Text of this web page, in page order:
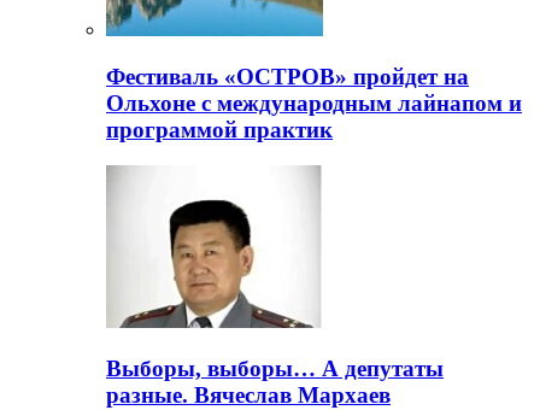
Фестиваль «ОСТРОВ» пройдет на
Ольхоне с международным лайнапом и
программой практик
Выборы, выборы… А депутаты
разные. Вячеслав Мархаев